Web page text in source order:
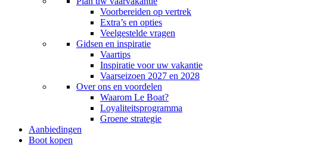
Voorbereiden op vertrek
Extra’s en opties
Veelgestelde vragen
Gidsen en inspiratie
Vaartips
Inspiratie voor uw vakantie
Vaarseizoen 2027 en 2028
Over ons en voordelen
Waarom Le Boat?
Loyaliteitsprogramma
Groene strategie
Aanbiedingen
Boot kopen